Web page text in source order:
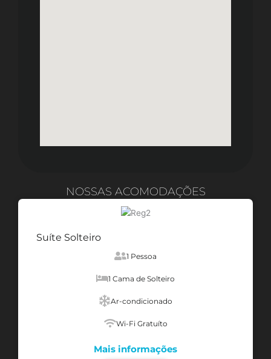
NOSSAS ACOMODAÇÕES
Suíte Solteiro
1 Pessoa
1 Cama de Solteiro
Ar-condicionado
Wi-Fi Gratuíto
Mais informações